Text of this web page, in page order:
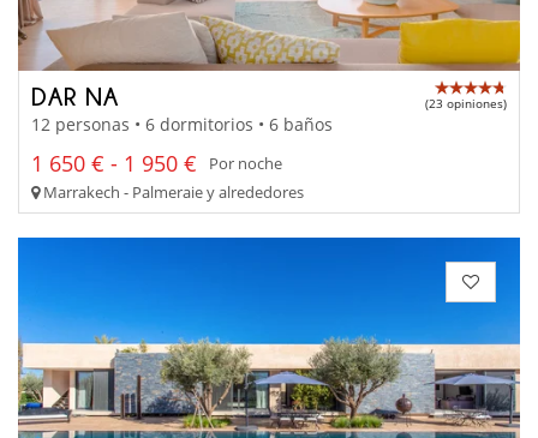
DAR NA (23 opiniones)
12 personas • 6 dormitorios • 6 baños
1 650 € - 1 950 €
Por noche
Marrakech - Palmeraie y alrededores